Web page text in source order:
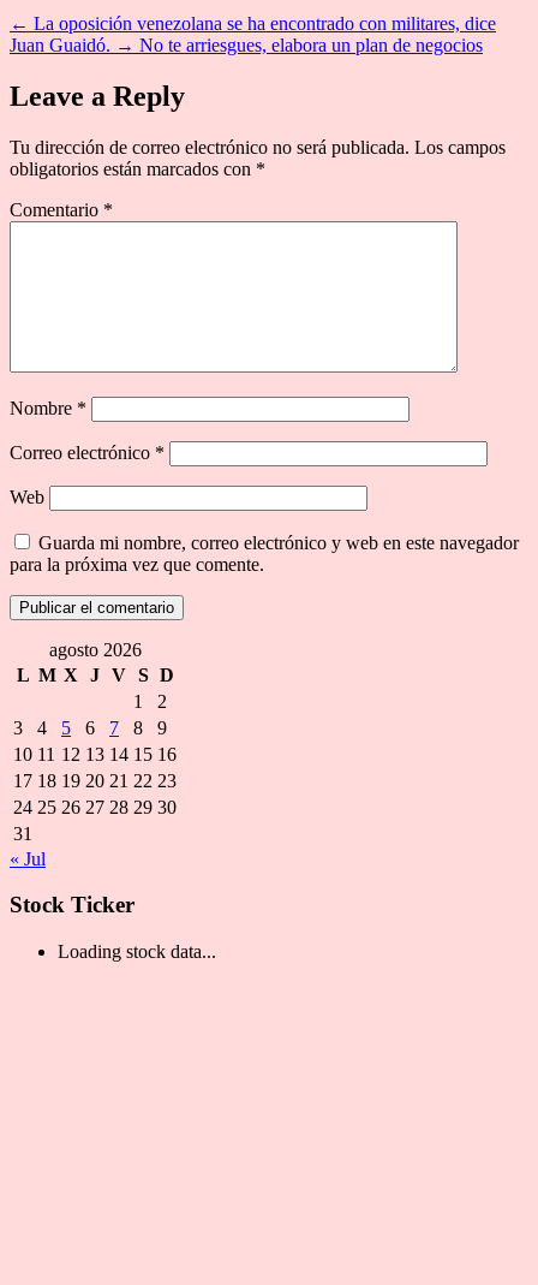
← La oposición venezolana se ha encontrado con militares, dice
Juan Guaidó. → No te arriesgues, elabora un plan de negocios
Leave a Reply
Tu dirección de correo electrónico no será publicada. Los campos
obligatorios están marcados con *
Comentario *
Nombre *
Correo electrónico *
Web
Guarda mi nombre, correo electrónico y web en este navegador
para la próxima vez que comente.
agosto 2026
L M X J V S D
1
2
3
4 5 6 7 8
9
10 11 12 13 14 15 16
17 18 19 20 21 22 23
24 25 26 27 28 29 30
31
« Jul
Stock Ticker
Loading stock data...